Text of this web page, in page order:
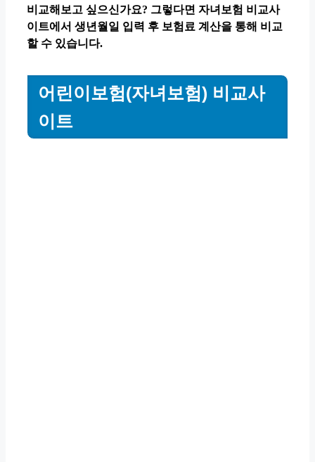
비교해보고 싶으신가요? 그렇다면 자녀보험 비교사
이트에서 생년월일 입력 후 보험료 계산을 통해 비교
할 수 있습니다.
어린이보험(자녀보험) 비교사
이트